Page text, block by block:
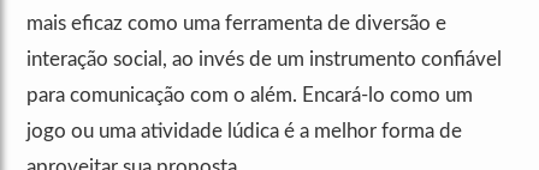
mais eficaz como uma ferramenta de diversão e
interação social, ao invés de um instrumento confiável
para comunicação com o além. Encará-lo como um
jogo ou uma atividade lúdica é a melhor forma de